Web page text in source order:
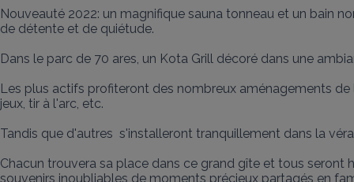
Nouveauté 2022: un magnifique sauna tonneau et un bain
de détente et de quiétude.
Dans le parc de 70 ares, un Kota Grill décoré dans une
Les plus actifs profiteront des nombreux aménagements
jeux, tir à l'arc, etc.
Tandis que d'autres  s'installeront tranquillement dans la
Chacun trouvera sa place dans ce grand gîte et tous
souvenirs inoubliables de moments précieux partagés en